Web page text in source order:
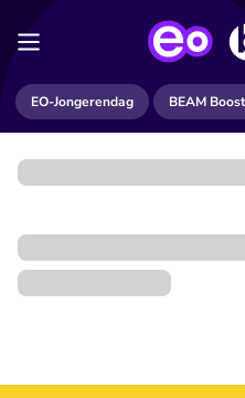
EO-Jongerendag BEAM Boost